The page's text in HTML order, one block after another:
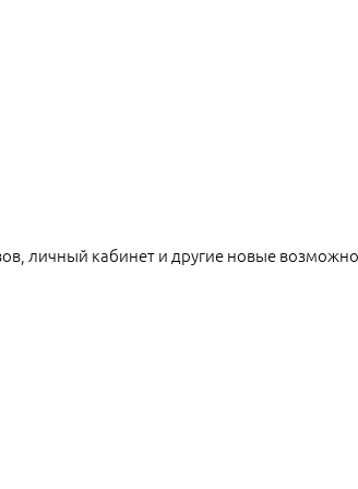
личный кабинет и другие новые